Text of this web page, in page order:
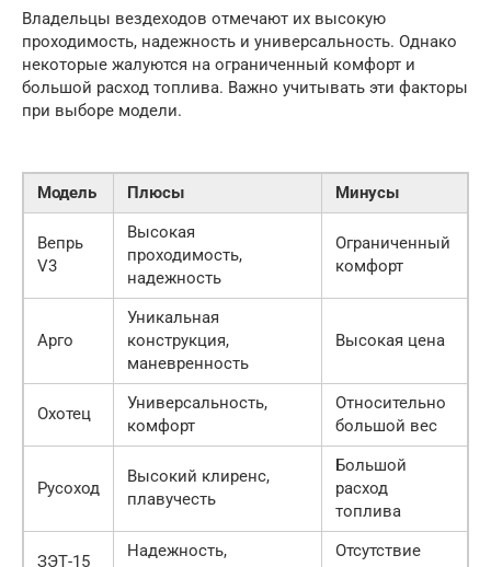
Владельцы вездеходов отмечают их высокую
проходимость, надежность и универсальность. Однако
некоторые жалуются на ограниченный комфорт и
большой расход топлива. Важно учитывать эти факторы
при выборе модели.
Модель Плюсы Минусы
Вепрь
V3
Высокая
проходимость,
надежность
Ограниченный
комфорт
Арго
Уникальная
конструкция,
маневренность
Высокая цена
Охотец
Универсальность,
комфорт
Относительно
большой вес
Русоход
Высокий клиренс,
плавучесть
Большой
расход
топлива
ЗЭТ-15
Надежность,
Отсутствие